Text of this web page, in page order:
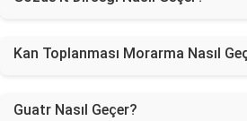
Kan Toplanması Morarma Nasıl
Guatr Nasıl Geçer?